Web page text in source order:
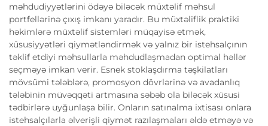
məhdudiyyətlərini ödəyə biləcək müxtəlif məhsul
portfellərinə çıxış imkanı yaradır. Bu müxtəliflik praktiki
həkimlərə müxtəlif sistemləri müqayisə etmək,
xüsusiyyətləri qiymətləndirmək və yalnız bir istehsalçının
təklif etdiyi məhsullarla məhdudlaşmadan optimal həllər
seçməyə imkan verir. Esnek stoklaşdırma təşkilatları
mövsümi tələblərə, promosyon dövrlərinə və avadanlıq
tələbinin müvəqqəti artmasına səbəb ola biləcək xüsusi
tədbirlərə uyğunlaşa bilir. Onların satınalma ixtisası onlara
istehsalçılarla əlverişli qiymət razılaşmaları əldə etməyə və